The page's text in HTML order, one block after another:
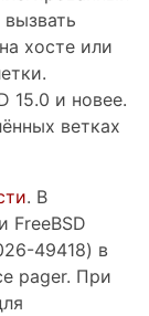
хосте или
15.0 и новее.
ветках
. В
FreeBSD
49418) в
pager. При